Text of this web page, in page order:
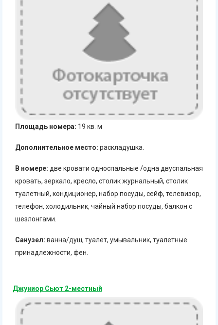
Площадь номера: 19 кв. м
Дополнительное место: раскладушка.
В номере: две кровати односпальные /одна двуспальная
кровать, зеркало, кресло, столик журнальный, столик
туалетный, кондиционер, набор посуды, сейф, телевизор,
телефон, холодильник, чайный набор посуды, балкон с
шезлонгами.
Санузел: ванна/душ, туалет, умывальник, туалетные
принадлежности, фен.
Джуниор Сьют 2-местный